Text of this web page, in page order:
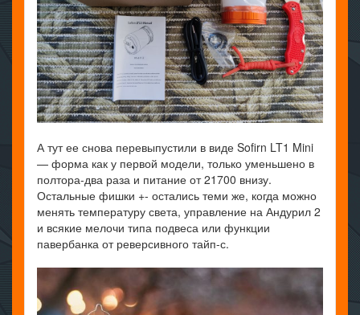
А тут ее снова перевыпустили в виде Sofirn LT1 Mini
— форма как у первой модели, только уменьшено в
полтора-два раза и питание от 21700 внизу.
Остальные фишки +- остались теми же, когда можно
менять температуру света, управление на Андурил 2
и всякие мелочи типа подвеса или функции
павербанка от реверсивного тайп-с.